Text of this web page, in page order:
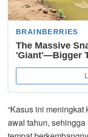
“Kasus ini
awal tahun,